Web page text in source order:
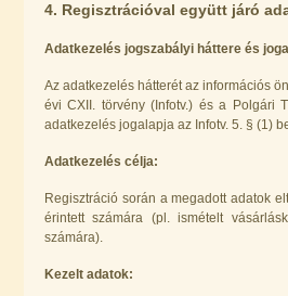
4. Regisztrációval együtt járó
Adatkezelés jogszabályi háttere és
Az adatkezelés hátterét az információs
évi CXII. törvény (Infotv.) és a Polgári
adatkezelés jogalapja az Infotv. 5. § (1)
Adatkezelés célja:
Regisztráció során a megadott adatok
érintett számára (pl. ismételt
számára).
Kezelt adatok: